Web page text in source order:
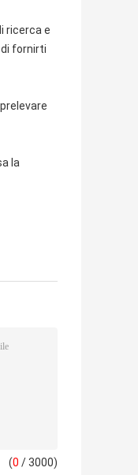
ricerca e
fornirti
la
(0 / 3000)